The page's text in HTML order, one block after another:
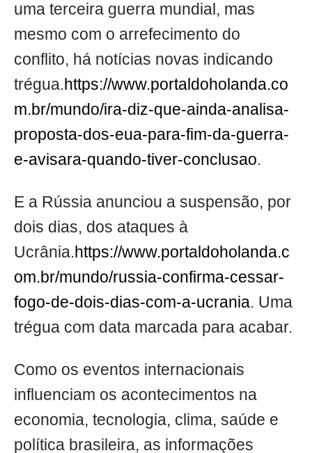
uma terceira guerra mundial, mas
mesmo com o arrefecimento do
conflito, há notícias novas indicando
trégua.https://www.portaldoholanda.co
m.br/mundo/ira-diz-que-ainda-analisa-
proposta-dos-eua-para-fim-da-guerra-
e-avisara-quando-tiver-conclusao.
E a Rússia anunciou a suspensão, por
dois dias, dos ataques à
Ucrânia.https://www.portaldoholanda.c
om.br/mundo/russia-confirma-cessar-
fogo-de-dois-dias-com-a-ucrania. Uma
trégua com data marcada para acabar.
Como os eventos internacionais
influenciam os acontecimentos na
economia, tecnologia, clima, saúde e
política brasileira, as informações